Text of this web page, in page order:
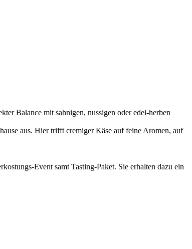
Balance mit sahnigen, nussigen oder edel-herben
aus. Hier trifft cremiger Käse auf feine Aromen, auf
Event samt Tasting-Paket. Sie erhalten dazu ein